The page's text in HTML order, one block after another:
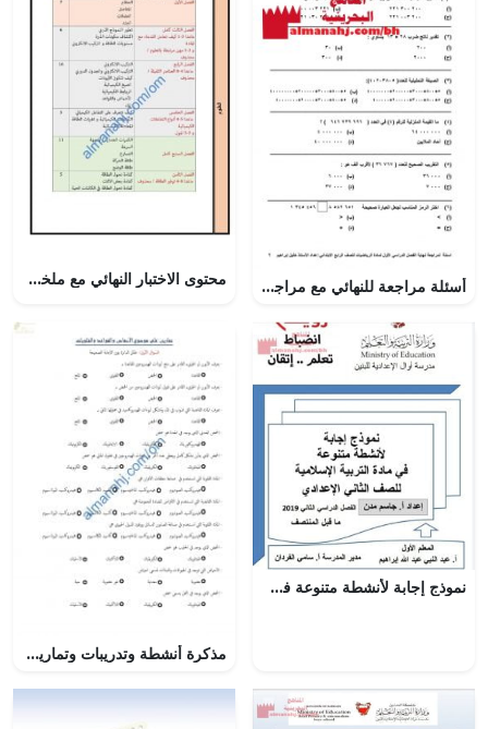
أسئلة مراجعة للنهائي مع مراجعة للتقويم الشفوي (الذهني) محتوى الاختبار النهائي مع ملخصات شاملة (أحياء) العاشر
نموذج إجابة لأنشطة متنوعة في مادة التربية الإسلامية (تربية اسلامية) الثامن
مذكرة أنشطة وتدريبات وتمارين اختبارية في درس الأحماض والقواعد والقلويات (كيمياء) التاسع